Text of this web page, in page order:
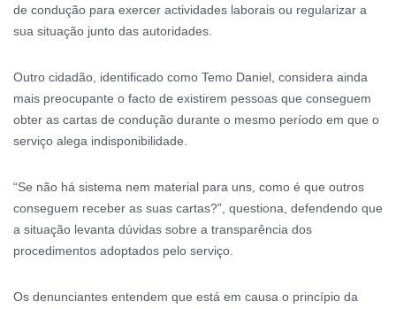
de condução para exercer actividades laborais ou regularizar a
sua situação junto das autoridades.
Outro cidadão, identificado como Temo Daniel, considera ainda
mais preocupante o facto de existirem pessoas que conseguem
obter as cartas de condução durante o mesmo período em que o
serviço alega indisponibilidade.
“Se não há sistema nem material para uns, como é que outros
conseguem receber as suas cartas?”, questiona, defendendo que
a situação levanta dúvidas sobre a transparência dos
procedimentos adoptados pelo serviço.
Os denunciantes entendem que está em causa o princípio da